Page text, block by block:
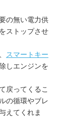
の無い電力供
ストップさせ
スマートキー
しエンジンを
戻ってくるこ
の循環やブレ
えてくれま